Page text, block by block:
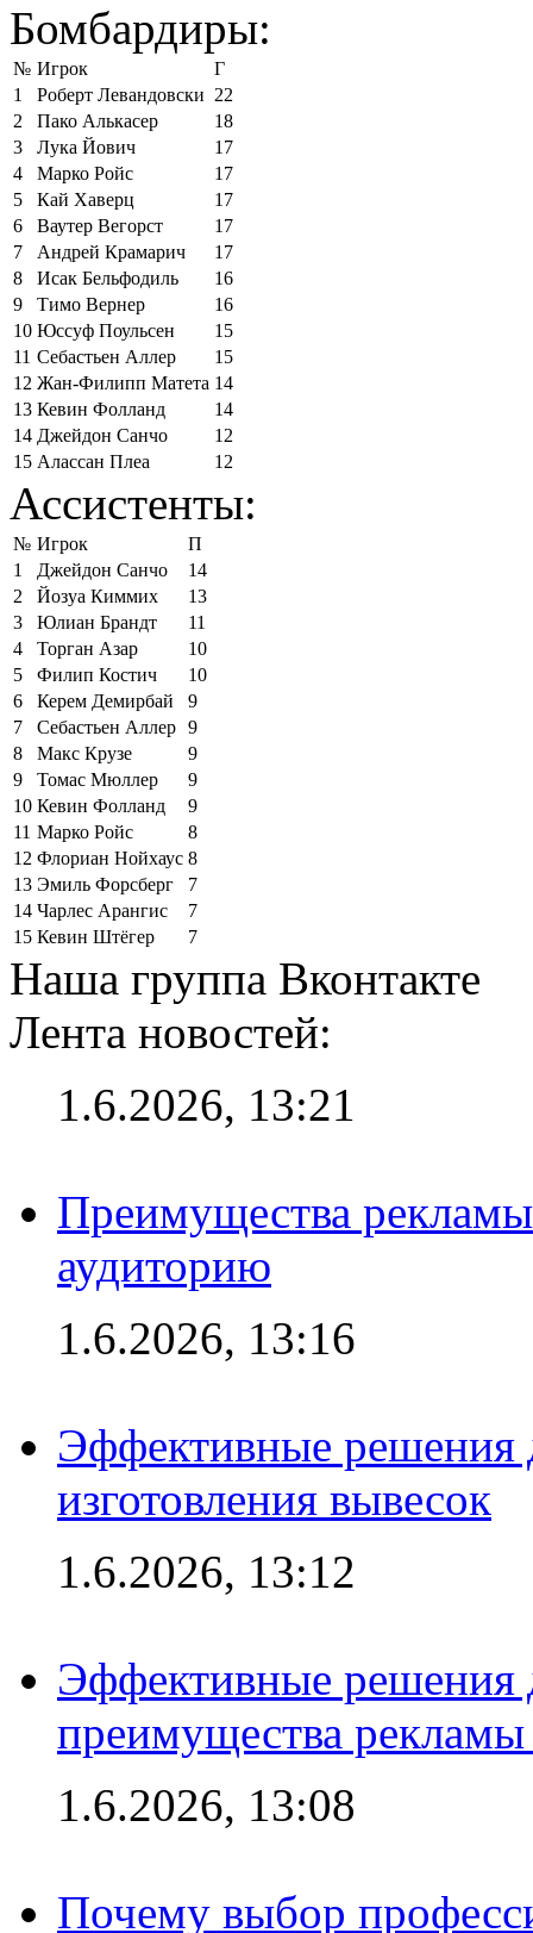
Бомбардиры:
№ Игрок
Г
1
Роберт Левандовски 22
2
Пако Алькасер
18
3
Лука Йович
17
4
Марко Ройс
17
5
Кай Хаверц
17
6
Ваутер Вегорст
17
7
Андрей Крамарич
17
8
Исак Бельфодиль
16
9
Тимо Вернер
16
10 Юссуф Поульсен
15
11 Себастьен Аллер
15
12 Жан-Филипп Матета 14
13 Кевин Фолланд
14
14 Джейдон Санчо
12
15 Алассан Плеа 12
Ассистенты:
№ Игрок
П
1
Джейдон Санчо
14
2
Йозуа Киммих
13
3
Юлиан Брандт
11
4
Торган Азар
10
5
Филип Костич
10
6
Керем Демирбай
9
7
Себастьен Аллер 9
8
Макс Крузе
9
9
Томас Мюллер
9
10 Кевин Фолланд
9
11 Марко Ройс
8
12 Флориан Нойхаус 8
13 Эмиль Форсберг
7
14 Чарлес Арангис
7
15 Кевин Штёгер 7
Наша группа Вконтакте
Лента новостей:
1.6.2026, 13:21
Преимущества
аудиторию
1.6.2026, 13:16
Эффективные решения
изготовления вывесок
1.6.2026, 13:12
Эффективные решения
преимущества рекламы
1.6.2026, 13:08
Почему выбор